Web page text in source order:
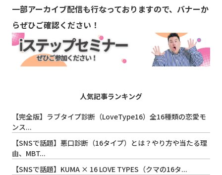
一部アーカイブ配信も行なっておりますので、バナーか
らぜひご確認ください！
人気記事ランキング
【完全版】ラブタイプ診断（LoveType16）全16種類の恋愛モ
ンス...
【SNSで話題】悪口診断（16タイプ）とは？やり方や当たる理
由、MBT...
【SNSで話題】KUMA × 16 LOVE TYPES（クマの16タ...